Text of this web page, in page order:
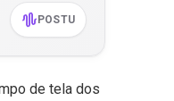
POSTU
de tela dos